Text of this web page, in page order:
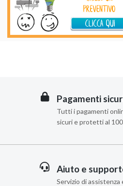
Pagamenti
Tutti i pagamenti
sicuri e protetti al
Aiuto e
Servizio di assistenza